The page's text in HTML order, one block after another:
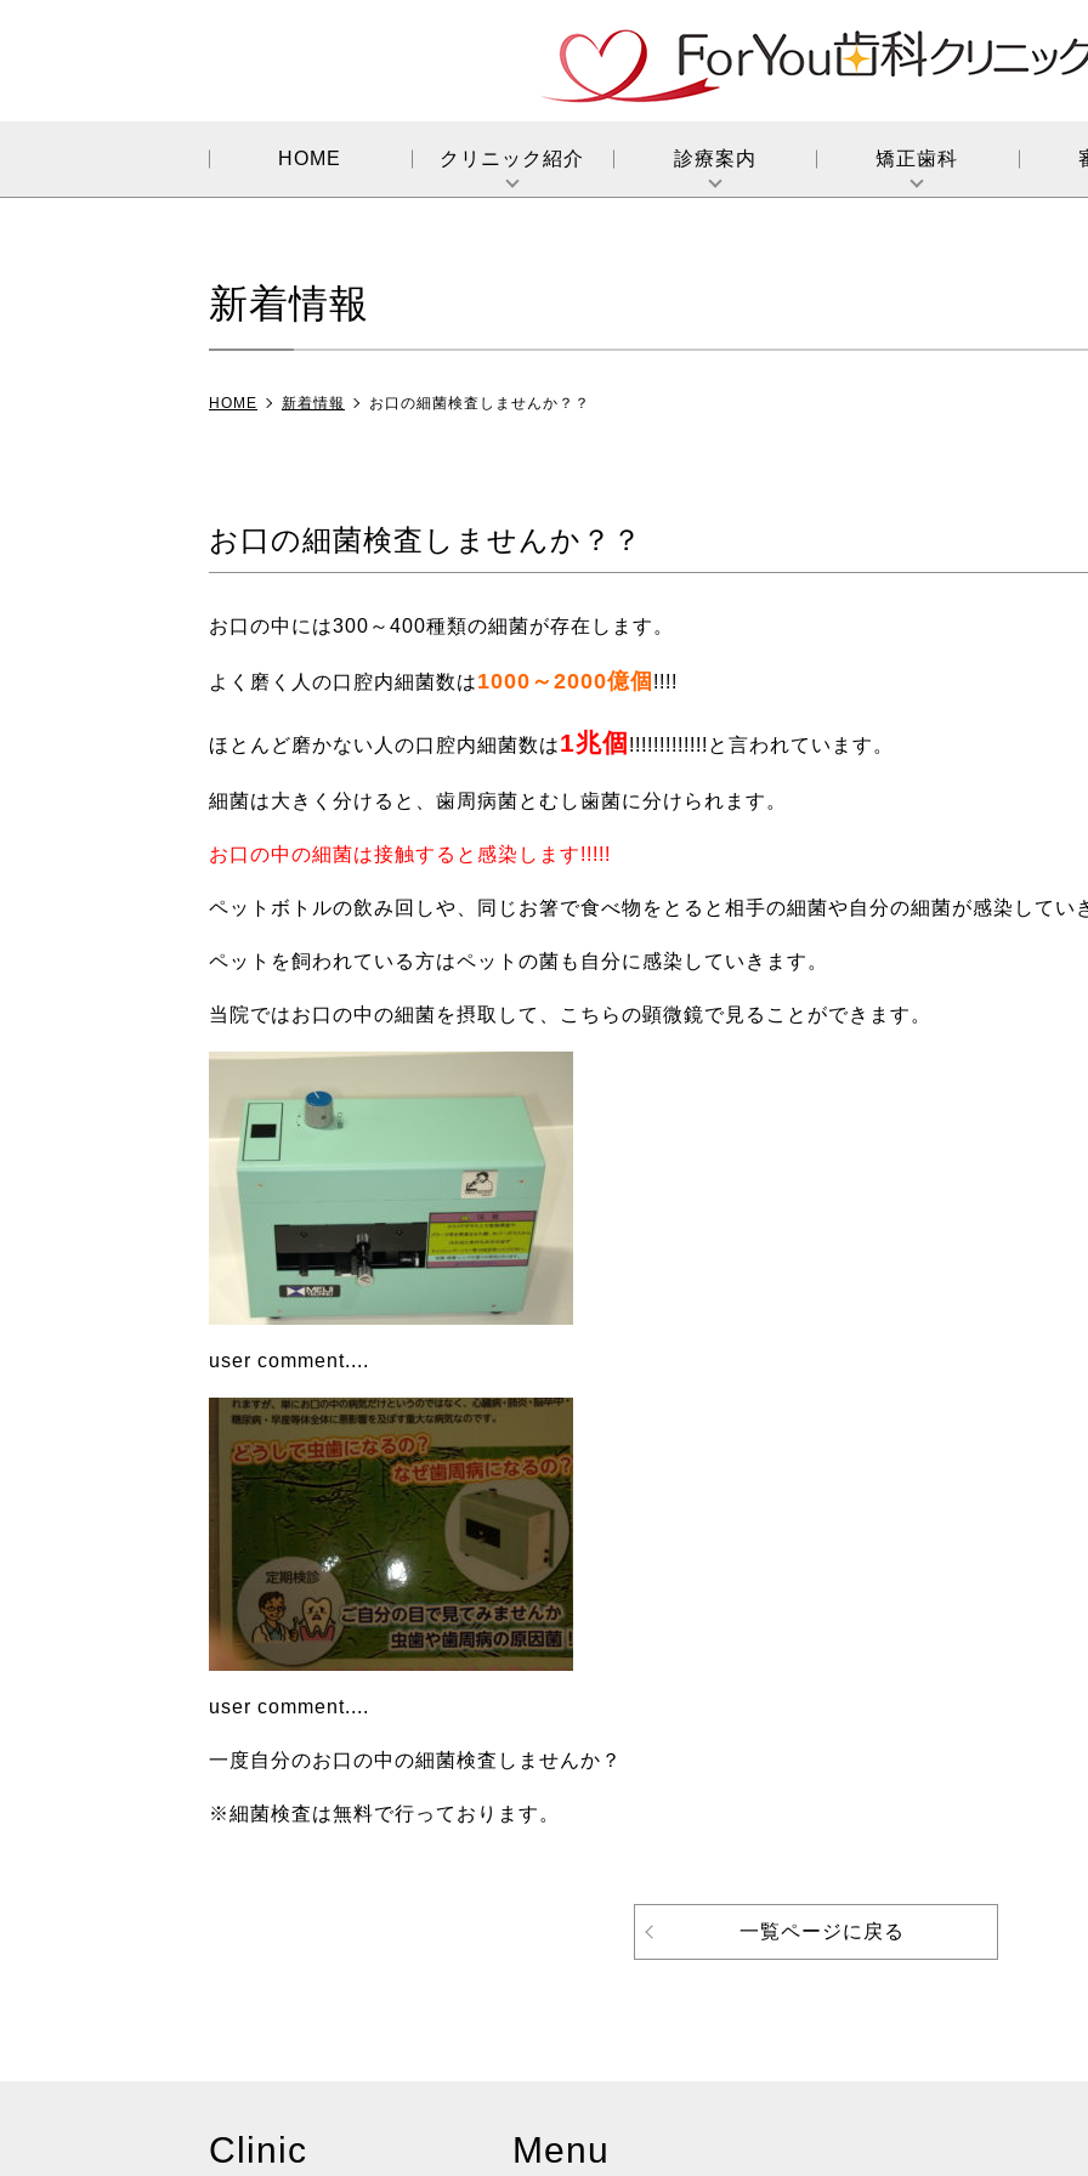
HOME クリニック紹介 診療案内 矯正歯科
新着情報
HOME 新着情報 お口の細菌検査しませんか？？
お口の細菌検査しませんか？？
お口の中には300～400種類の細菌が存在します。
よく磨く人の口腔内細菌数は1000～2000億個 !!!!
ほとんど磨かない人の口腔内細菌数は1兆個 !!!!!!!!!!!!!と言われています。
細菌は大きく分けると、歯周病菌とむし歯菌に分けられます。
お口の中の細菌は接触すると感染します!!!!!
ペットボトルの飲み回しや、同じお箸で食べ物をとると相手の細菌や自分の細菌が感染してい
ペットを飼われている方はペットの菌も自分に感染していきます。
当院ではお口の中の細菌を摂取して、こちらの顕微鏡で見ることができます。
user comment....
user comment....
一度自分のお口の中の細菌検査しませんか？
※細菌検査は無料で行っております。
一覧ページに戻る
Clinic Menu